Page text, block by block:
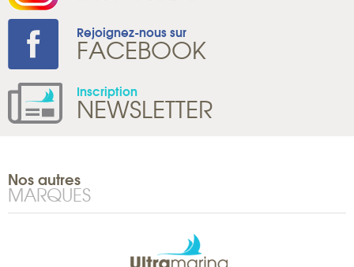
Rejoignez-nous sur
FACEBOOK
Inscription
NEWSLETTER
Nos autres
MARQUES